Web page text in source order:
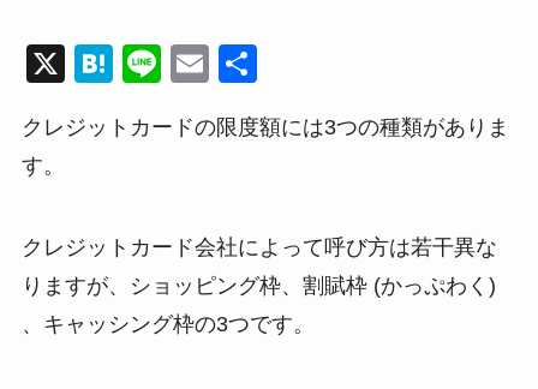
X
H
e
Li
e
E
ail
クレジットカードの限度額には3つの種類がありま
す。
クレジットカード会社によって呼び方は若干異な
りますが、ショッピング枠、割賦枠 (かっぷわく)
、キャッシング枠の3つです。